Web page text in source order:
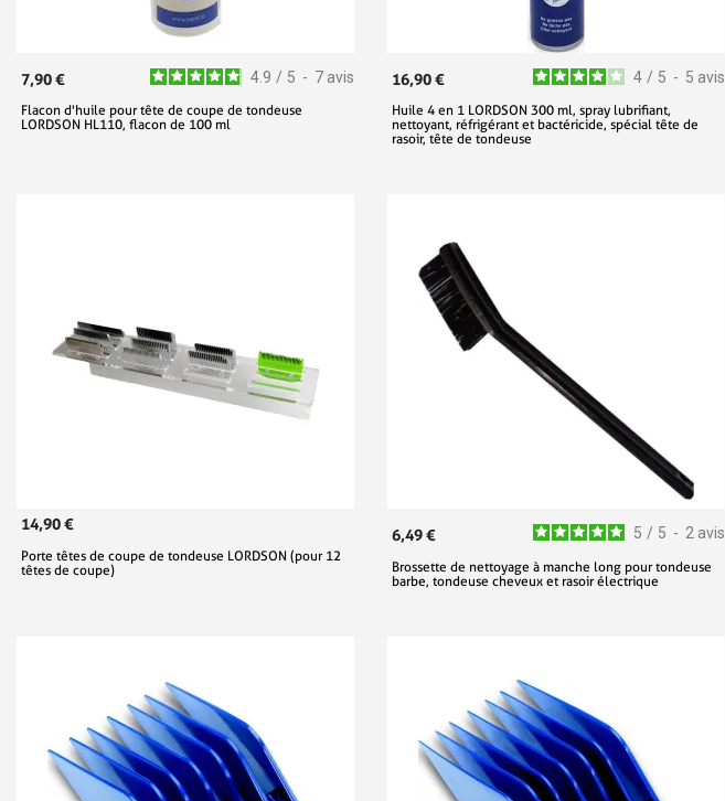
4.9 / 5 - 7 avis
7,90 €
Flacon d'huile pour tête de coupe de tondeuse
LORDSON HL110, flacon de 100 ml
4 / 5 - 5 avis
16,90 €
Huile 4 en 1 LORDSON 300 ml, spray lubrifiant,
nettoyant, réfrigérant et bactéricide, spécial tête de
rasoir, tête de tondeuse
14,90 €
Porte têtes de coupe de tondeuse LORDSON (pour 12
têtes de coupe)
5 / 5 - 2 avis
6,49 €
Brossette de nettoyage à manche long pour tondeuse
barbe, tondeuse cheveux et rasoir électrique